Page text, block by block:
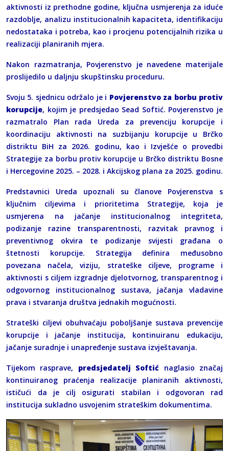
aktivnosti iz prethodne godine, ključna usmjerenja za iduće
razdoblje, analizu institucionalnih kapaciteta, identifikaciju
nedostataka i potreba, kao i procjenu potencijalnih rizika u
realizaciji planiranih mjera.
Nakon razmatranja, Povjerenstvo je navedene materijale
proslijedilo u daljnju skupštinsku proceduru.
Svoju 5. sjednicu održalo je i Povjerenstvo za borbu protiv
korupcije, kojim je predsjedao Sead Softić. Povjerenstvo je
razmatralo Plan rada Ureda za prevenciju korupcije i
koordinaciju aktivnosti na suzbijanju korupcije u Brčko
distriktu BiH za 2026. godinu, kao i Izvješće o provedbi
Strategije za borbu protiv korupcije u Brčko distriktu Bosne
i Hercegovine 2025. – 2028. i Akcijskog plana za 2025. godinu.
Predstavnici Ureda upoznali su članove Povjerenstva s
ključnim ciljevima i prioritetima Strategije, koja je
usmjerena na jačanje institucionalnog integriteta,
podizanje razine transparentnosti, razvitak pravnog i
preventivnog okvira te podizanje svijesti građana o
štetnosti korupcije. Strategija definira međusobno
povezana načela, viziju, strateške ciljeve, programe i
aktivnosti s ciljem izgradnje djelotvornog, transparentnog i
odgovornog institucionalnog sustava, jačanja vladavine
prava i stvaranja društva jednakih mogućnosti.
Strateški ciljevi obuhvaćaju poboljšanje sustava prevencije
korupcije i jačanje institucija, kontinuiranu edukaciju,
jačanje suradnje i unapređenje sustava izvještavanja.
Tijekom rasprave, predsjedatelj Softić naglasio značaj
kontinuiranog praćenja realizacije planiranih aktivnosti,
ističući da je cilj osigurati stabilan i odgovoran rad
institucija sukladno usvojenim strateškim dokumentima.